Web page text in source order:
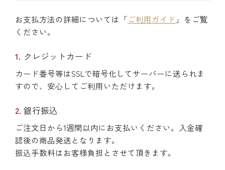
お支払方法の詳細については「ご利用ガイド 」をご覧
ください。
クレジットカード
カード番号等はSSLで暗号化してサーバーに送られま
すので、安心してご利用いただけます。
銀行振込
ご注文日から1週間以内にお支払いください。入金確
認後の商品発送となります。
振込手数料はお客様負担とさせて頂きます。